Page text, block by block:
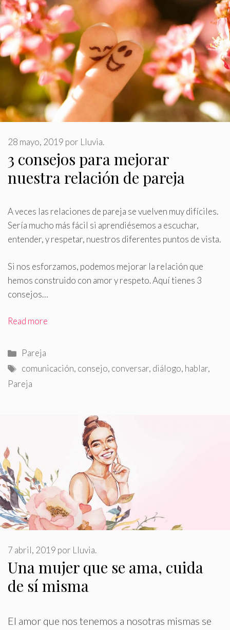
3 consejos para mejorar
nuestra relación de pareja
28 mayo, 2019 por Lluvia.
A veces las relaciones de pareja se vuelven muy difíciles.
Sería mucho más fácil si aprendiésemos a escuchar,
entender, y respetar, nuestros diferentes puntos de vista.
Si nos esforzamos, podemos mejorar la relación que
hemos construido con amor y respeto. Aquí tienes 3
consejos…
Read more
Categorías
Pareja
Etiquetas
comunicación, consejo, conversar, diálogo, hablar,
Pareja
Una mujer que se ama, cuida
de sí misma
7 abril, 2019 por Lluvia.
El amor que nos tenemos a nosotras mismas se